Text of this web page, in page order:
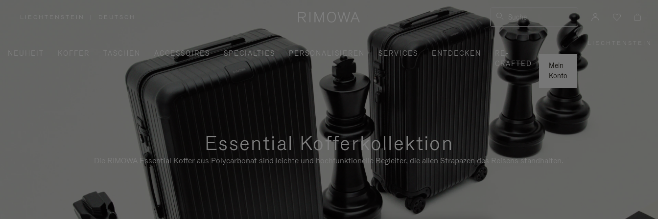
LIECHTENSTEIN
AUS
DEUTSCH Suche
NEUHEIT KOFFER TASCHEN ACCESSOIRES SPECIALTIES PERSONALISIEREN SERVICES ENTDECKEN
RE-
CRAFTED
Mein
Konto
LIECHTENSTEIN
|
Essential Kofferkollektion
Die RIMOWA Essential Koffer aus Polycarbonat sind leichte und hochfunktionelle Begleiter, die allen Strapazen des Reisens standhalten.